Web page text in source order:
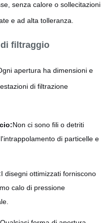
senza calore o sollecitazioni
e ad alta tolleranza.
filtraggio
apertura ha dimensioni e
di filtrazione
Non ci sono fili o detriti
di particelle e
I disegni ottimizzati forniscono
calo di pressione